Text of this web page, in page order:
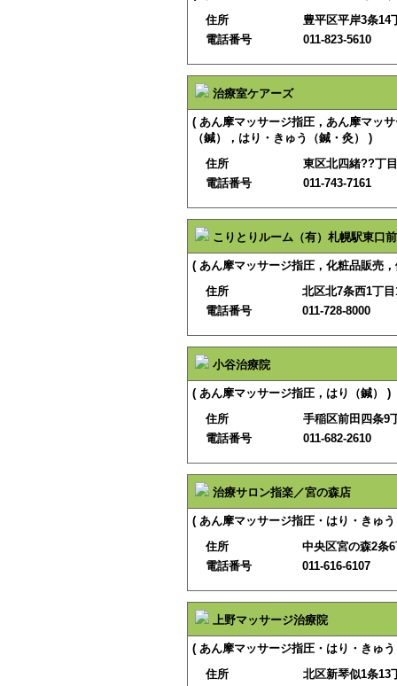
住所
豊平区平岸3条14
電話番号
011-823-5610
治療室ケアーズ
( あん摩マッサージ指圧，あん摩マッ
（鍼），はり・きゅう（鍼・灸） )
住所
東区北四緒??丁
電話番号
011-743-7161
こりとりルーム（有）札幌駅東口
( あん摩マッサージ指圧，化粧品販売
住所
北区北7条西1丁
電話番号
011-728-8000
小谷治療院
( あん摩マッサージ指圧，はり（鍼） )
住所
手稲区前田四条9
電話番号
011-682-2610
治療サロン指楽／宮の森店
( あん摩マッサージ指圧・はり・きゅ
住所
中央区宮の森2条
電話番号
011-616-6107
上野マッサージ治療院
( あん摩マッサージ指圧・はり・きゅ
住所
北区新琴似1条13